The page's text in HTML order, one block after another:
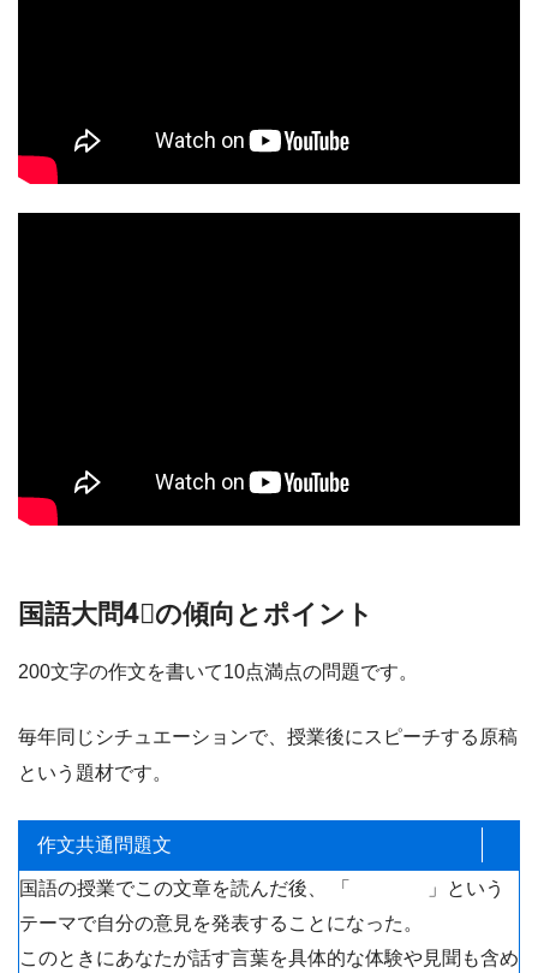
国語大問4⃣の傾向とポイント
200文字の作文を書いて10点満点の問題です。
毎年同じシチュエーションで、授業後にスピーチする原稿
という題材です。
作文共通問題文
国語の授業でこの文章を読んだ後、 「 」という
テーマで自分の意見を発表することになった。
このときにあなたが話す言葉を具体的な体験や見聞も含め